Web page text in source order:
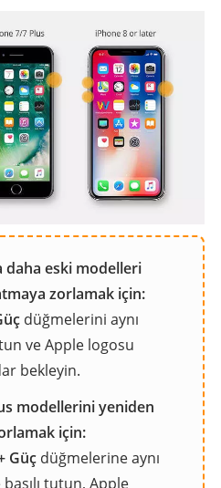
daha eski modelleri
zorlamak için:
düğmelerini aynı
ve Apple logosu
bekleyin.
modellerini yeniden
için:
Güç düğmelerine aynı
tutun, Apple